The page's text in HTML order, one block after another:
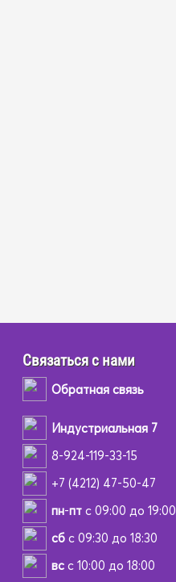
Связаться с нами
Обратная связь
Индустриальная 7
8-924-119-33-15
+7 (4212) 47-50-47
пн-птс 09:00 до 19:00
сбс 09:30 до 18:30
всс 10:00 до 18:00